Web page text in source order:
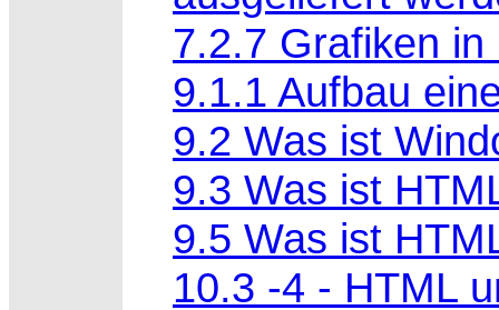
7.2.7 Grafiken in
9.1.1 Aufbau
9.2 Was ist
9.3 Was ist
9.5 Was ist
10.3 -4 - HTML